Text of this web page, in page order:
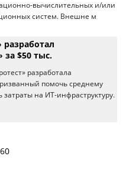
вычислительных и/или
систем. Внешне м
$50 тыс.
разработала
помочь среднему
затраты на ИТ-инфраструктуру.